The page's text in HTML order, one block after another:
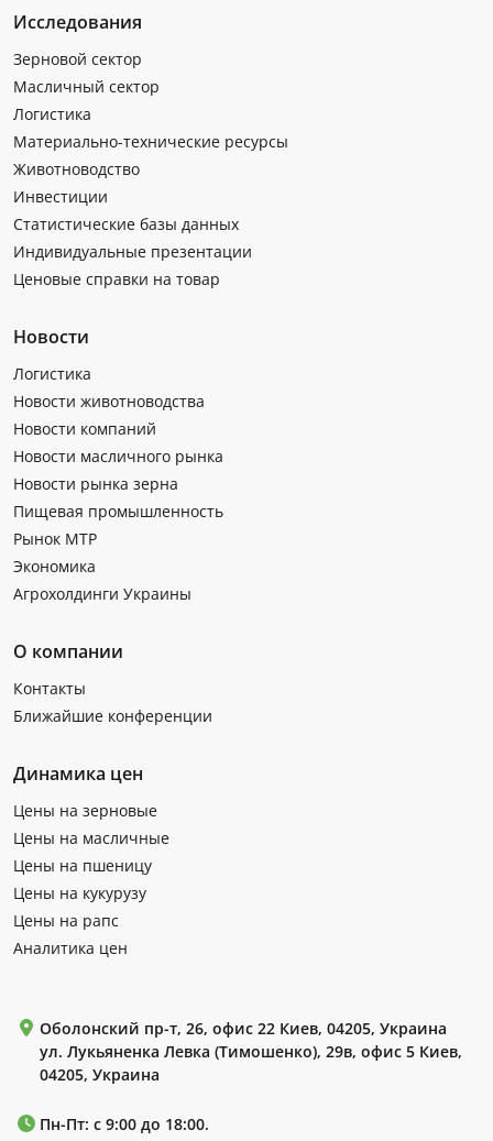
Исследования
Зерновой сектор
Масличный сектор
Логистика
Материально-технические ресурсы
Животноводство
Инвестиции
Статистические базы данных
Индивидуальные презентации
Ценовые справки на товар
Новости
Логистика
Новости животноводства
Новости компаний
Новости масличного рынка
Новости рынка зерна
Пищевая промышленность
Рынок МТР
Экономика
Агрохолдинги Украины
О компании
Контакты
Ближайшие конференции
Динамика цен
Цены на зерновые
Цены на масличные
Цены на пшеницу
Цены на кукурузу
Цены на рапс
Аналитика цен
Оболонский пр-т, 26, офис 22 Киев, 04205, Украина
ул. Лукьяненка Левка (Тимошенко), 29в, офис 5 Киев,
04205, Украина
Пн-Пт: с 9:00 до 18:00.